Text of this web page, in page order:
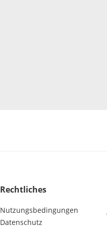
Rechtliches
Nutzungsbedingungen
Datenschutz